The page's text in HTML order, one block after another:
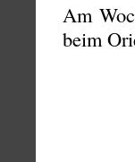
Am
beim